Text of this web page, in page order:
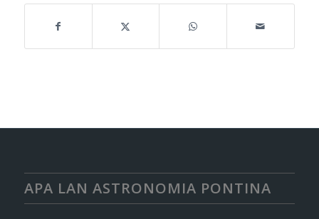
APA LAN ASTRONOMIA PONTINA